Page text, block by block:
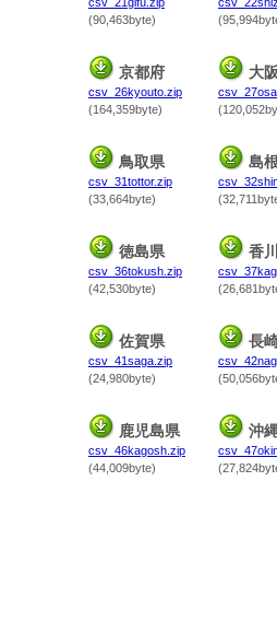
(90,463byte)
京都府
csv_26kyouto.zip
(164,359byte)
大
鳥取県
csv_31tottor.zip
(33,664byte)
島
徳島県
csv_36tokush.zip
(42,530byte)
香
佐賀県
csv_41saga.zip
(24,980byte)
長
鹿児島県
csv_46kagosh.zip
(44,009byte)
沖